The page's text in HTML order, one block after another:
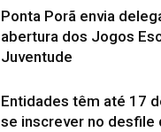
Ponta Porã envia
abertura dos Jogos
Juventude
Entidades têm até 17
se inscrever no desfile